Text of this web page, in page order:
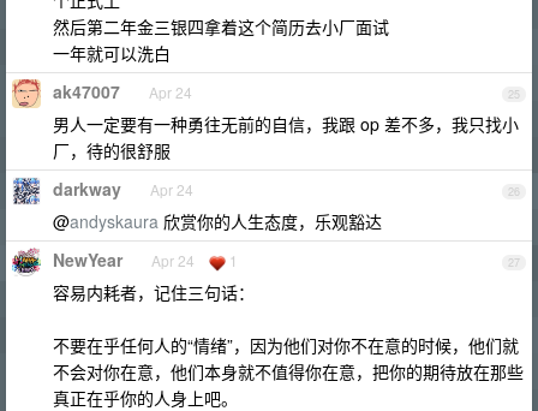
然后第二年金三银四拿着这个简历去小厂面试
一年就可以洗白
25
ak47007 Apr 24
男人一定要有一种勇往无前的自信，我跟 op 差不多，我只找小
厂，待的很舒服
26
darkway Apr 24
@andyskaura 欣赏你的人生态度，乐观豁达
27
NewYear Apr 24 1
容易内耗者，记住三句话：
不要在乎任何人的“情绪”，因为他们对你不在意的时候，他们就
不会对你在意，他们本身就不值得你在意，把你的期待放在那些
真正在乎你的人身上吧。